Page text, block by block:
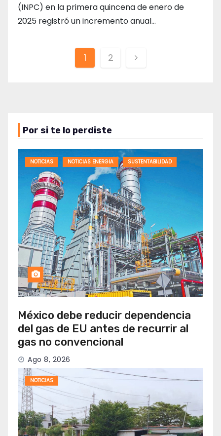
(INPC) en la primera quincena de enero de
2025 registró un incremento anual…
Paginación
1 2
Por si te lo perdiste
NOTICIAS NOTICIAS ENERGIA SUSTENTABILIDAD
México debe reducir dependencia
del gas de EU antes de recurrir al
gas no convencional
Ago 8, 2026
NOTICIAS